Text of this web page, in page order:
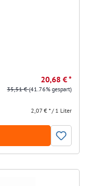
20,68 € *
35,51 €(41.76% gespart)
2,07 € * / 1 Liter